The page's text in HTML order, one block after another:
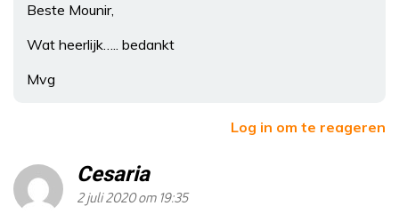
Beste Mounir,
Wat heerlijk….. bedankt
Mvg
Log in om te reageren
Cesaria
2 juli 2020 om 19:35